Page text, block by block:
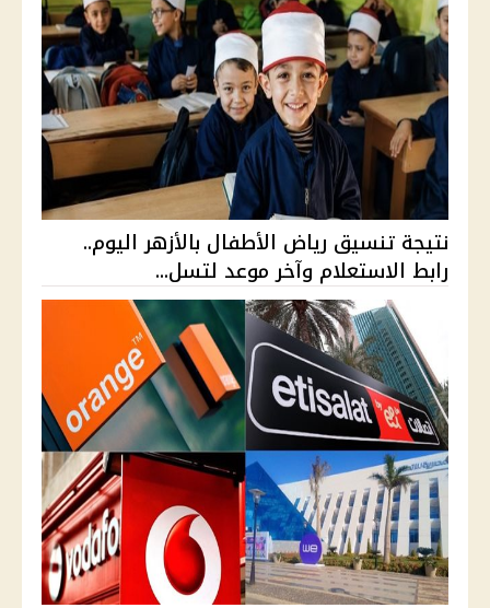
نتيجة تنسيق رياض الأطفال بالأزهر اليوم..
رابط الاستعلام وآخر موعد لتسل...